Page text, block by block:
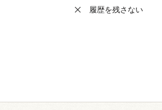
履歴を残さない